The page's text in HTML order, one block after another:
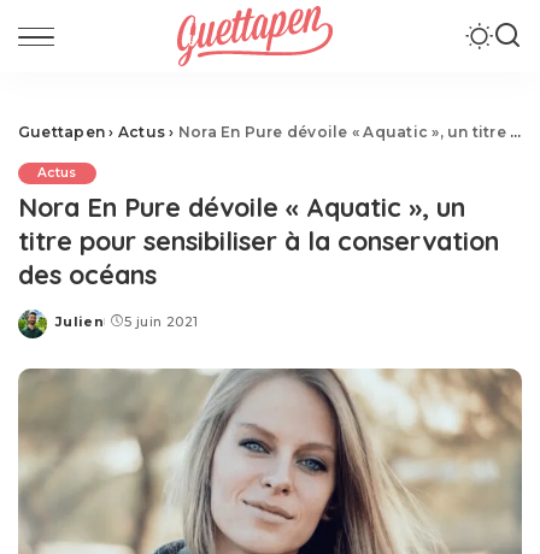
Guettapen › Actus › Nora En Pure dévoile « Aquatic », un titre pour sensibiliser à la conservation des océans
Actus
Nora En Pure dévoile « Aquatic », un
titre pour sensibiliser à la conservation
des océans
Posted
Julien 5 juin 2021